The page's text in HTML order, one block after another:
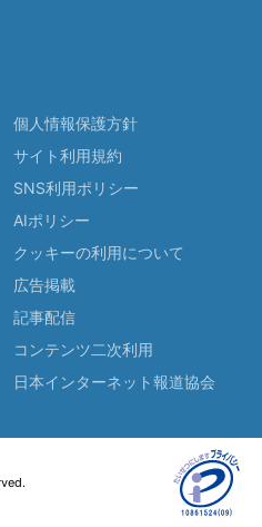
個人情報保護方針
サイト利用規約
SNS利用ポリシー
AIポリシー
クッキーの利用について
広告掲載
記事配信
コンテンツ二次利用
日本インターネット報道協会